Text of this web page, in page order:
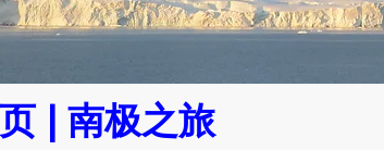
| 南极之旅